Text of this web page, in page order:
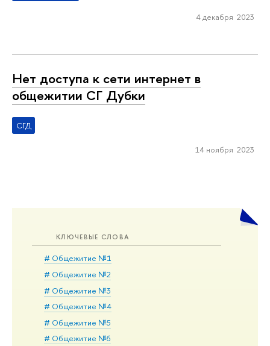
КЛЮЧЕВЫЕ СЛОВА
# Общежитие №1
# Общежитие №2
# Общежитие №3
# Общежитие №4
# Общежитие №5
# Общежитие №6
4 декабря 2023
Нет доступа к сети интернет в
общежитии СГ Дубки
СГД
14 ноября 2023